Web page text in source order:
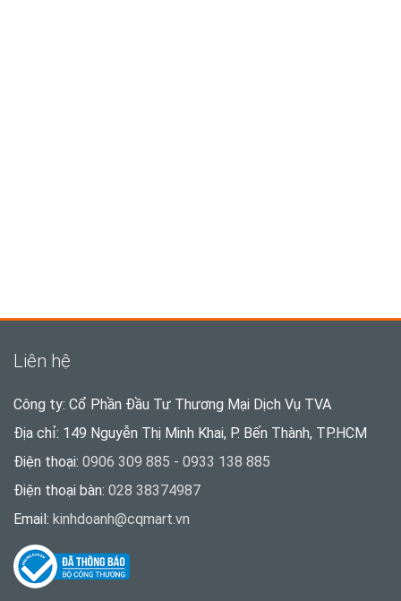
Liên hệ
Công ty: Cổ Phần Đầu Tư Thương Mại Dịch Vụ TVA
Địa chỉ: 149 Nguyễn Thị Minh Khai, P. Bến Thành, TP.HCM
Điện thoại: 0906 309 885 - 0933 138 885
Điện thoại bàn: 028 38374987
Email: kinhdoanh@cqmart.vn